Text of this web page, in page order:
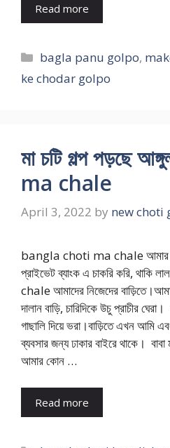
Read more
Categories
bagla panu golpo,
ke chodar golpo
মা চটি গল্প পড়ছে
ma chale
April 3, 2022 by new choti
bangla choti ma chale আমার
প্রাইভেট ব্যাংক এ চাকরি করি,
chale আমাদের নিজেদের
দালান বাড়ি, চারিদিকে উচু প্রাচীর
গাছালি দিয়ে ভরা।বাড়িতে এখন আমি
ব্যবসার জন্য ঢাকার বাইরে থাকে।
আমার কোন …
Read more